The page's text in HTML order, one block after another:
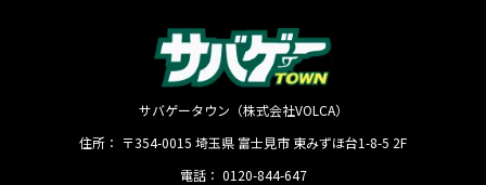
サバゲータウン（株式会社VOLCA）
住所： 〒354-0015 埼玉県 富士見市 東みずほ台1-8-5 2F
電話： 0120-844-647